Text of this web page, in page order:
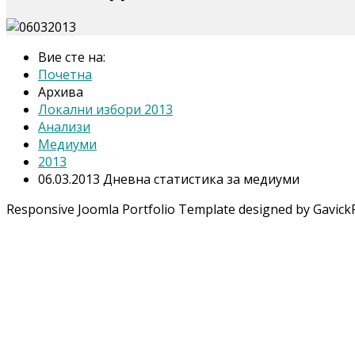
Вие сте на:
Почетна
Архива
Локални избори 2013
Анализи
Медиуми
2013
06.03.2013 Дневна статистика за медиуми
Responsive Joomla Portfolio Template designed by